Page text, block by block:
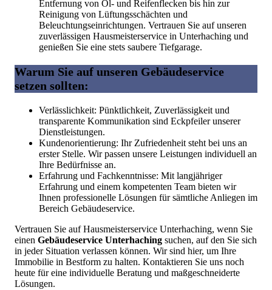
Entfernung von Öl- und Reifenflecken bis hin zur
Reinigung von Lüftungsschächten und
Beleuchtungseinrichtungen. Vertrauen Sie auf unseren
zuverlässigen Hausmeisterservice in Unterhaching und
genießen Sie eine stets saubere Tiefgarage.
Warum Sie auf unseren Gebäudeservice
setzen sollten:
Verlässlichkeit: Pünktlichkeit, Zuverlässigkeit und
transparente Kommunikation sind Eckpfeiler unserer
Dienstleistungen.
Kundenorientierung: Ihr Zufriedenheit steht bei uns an
erster Stelle. Wir passen unsere Leistungen individuell an
Ihre Bedürfnisse an.
Erfahrung und Fachkenntnisse: Mit langjähriger
Erfahrung und einem kompetenten Team bieten wir
Ihnen professionelle Lösungen für sämtliche Anliegen im
Bereich Gebäudeservice.
Vertrauen Sie auf Hausmeisterservice Unterhaching, wenn Sie
einen Gebäudeservice Unterhaching suchen, auf den Sie sich
in jeder Situation verlassen können. Wir sind hier, um Ihre
Immobilie in Bestform zu halten. Kontaktieren Sie uns noch
heute für eine individuelle Beratung und maßgeschneiderte
Lösungen.